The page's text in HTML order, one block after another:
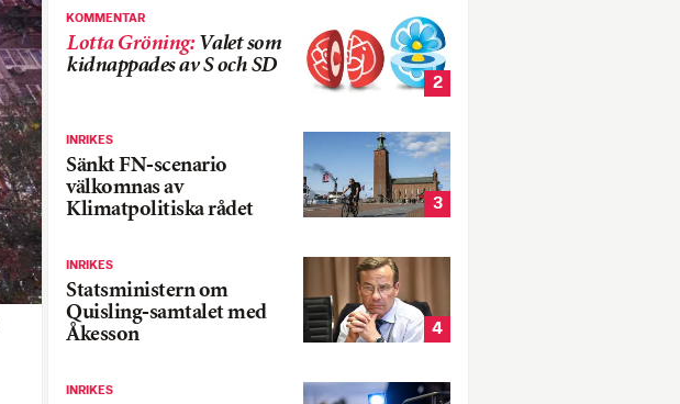
KOMMENTAR
Lotta Gröning: Valet som
kidnappades av S och SD
2
INRIKES
Sänkt FN-scenario
välkomnas av
Klimatpolitiska rådet
3
INRIKES
Statsministern om
Quisling-samtalet med
Åkesson
4
INRIKES